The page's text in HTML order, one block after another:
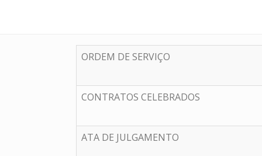
ORDEM DE SERVIÇO
CONTRATOS CELEBRADOS
ATA DE JULGAMENTO